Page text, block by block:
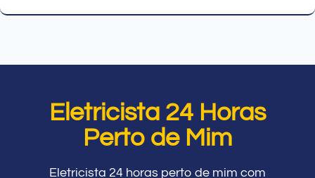
Eletricista 24 Horas
Perto de Mim
Eletricista 24 horas perto de mim com